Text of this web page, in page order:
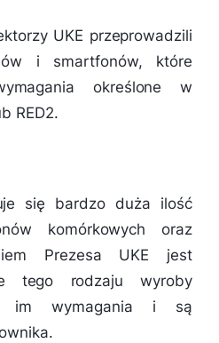
UKE przeprowadzili
i smartfonów, które
określone w
RED2.
się bardzo duża ilość
komórkowych oraz
Prezesa UKE jest
tego rodzaju wyroby
im wymagania i są